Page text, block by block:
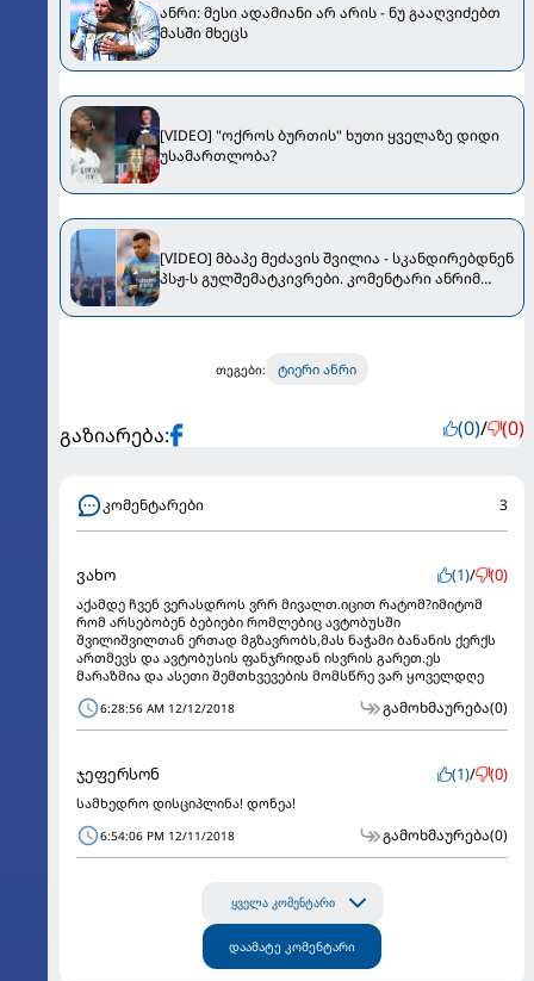
ანრი: მესი ადამიანი არ არის - ნუ გააღვიძებთ
მასში მხეცს
[VIDEO] "ოქროს ბურთის" ხუთი ყველაზე დიდი
უსამართლობა?
[VIDEO] მბაპე მეძავის შვილია - სკანდირებდნენ
პსჟ-ს გულშემატკივრები. კომენტარი ანრიმ
თეგები: ტიერი ანრი
გაზიარება: (0)/ (0)
კომენტარები 3
ვახო (1)/ (0)
აქამდე ჩვენ ვერასდროს ვრრ მივალთ.იცით რატომ?იმიტომ
რომ არსებობენ ბებიები რომლებიც ავტობუსში
შვილიშვილთან ერთად მგზავრობს,მას ნაჭამი ბანანის ქერქს
ართმევს და ავტობუსის ფანჯრიდან ისვრის გარეთ.ეს
მარაზმია და ასეთი შემთხვევების მომსწრე ვარ ყოველდღე
6:28:56 AM 12/12/2018 გამოხმაურება(0)
ჯეფერსონ (1)/ (0)
სამხედრო დისციპლინა! დონეა!
6:54:06 PM 12/11/2018 გამოხმაურება(0)
ყველა კომენტარი
დაამატე კომენტარი